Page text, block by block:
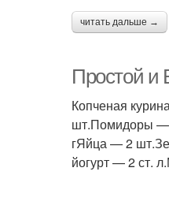
читать дальше →
Простой и
Копченая
шт.Помидоры —
гЯйца — 2
йогурт — 2 ст.